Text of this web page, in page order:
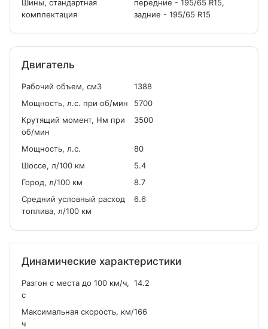
Шины, стандартная
комплектация
передние - 195/65 R15,
задние - 195/65 R15
Двигатель
Рабочий объем, см3
1388
Мощность, л.с. при об/мин
5700
Крутящий момент, Нм при
об/мин
3500
Мощность, л.с.
80
Шоссе, л/100 км
5.4
Город, л/100 км
8.7
Средний условный расход
топлива, л/100 км
6.6
Динамические характеристики
Разгон с места до 100 км/ч,
с
14.2
Максимальная скорость, км/
ч
166